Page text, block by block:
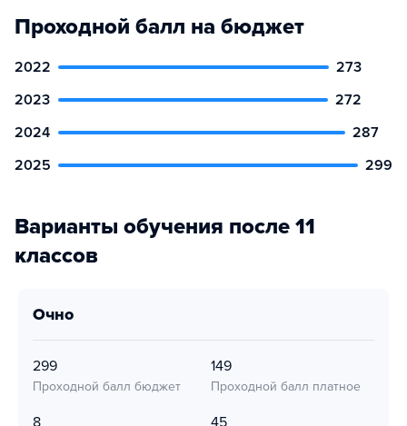
Проходной балл на бюджет
2022
273
2023
272
2024
287
2025
299
Варианты обучения после 11
классов
очно
299
Проходной балл бюджет
149
Проходной балл платное
8 45